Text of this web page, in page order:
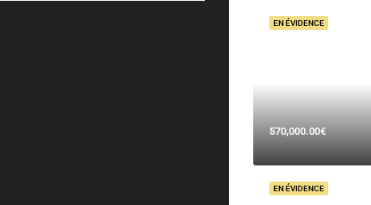
EN ÉVIDENCE
570,000.00€
EN ÉVIDENCE